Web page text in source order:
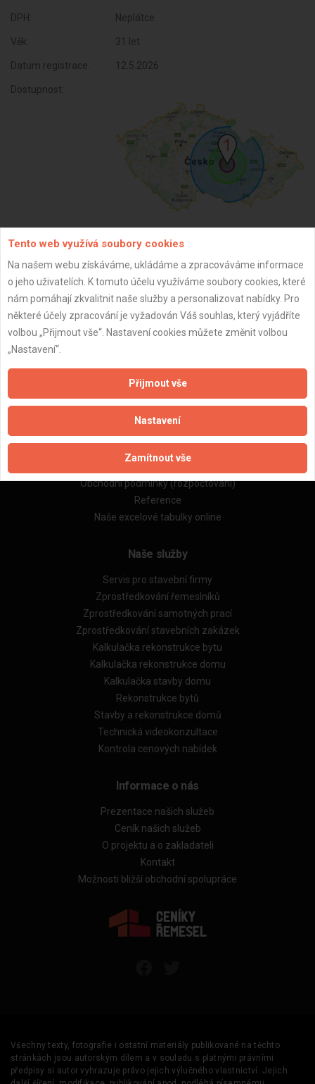
DPH: Neplátce
Věk: 31 let
Datum registrace: 12.5.2026
Dostupnost:
Aktualizováno z portálu ARES dne 12.05.2026 16:13:32
Důležité informace
Naše firmy a řemeslníci
Obchodní podmínky (rozpočtování)
Reference
Naše excelové tabulky online
Naše služby
Servis pro stavební firmy
Zprostředkování řemeslníků
Zprostředkování samotných prací
Zprostředkování stavebních zakázek
Kalkulačka rekonstrukce bytu
Kalkulačka rekonstrukce domu
Kalkulačka stavby domu
Rekonstrukce bytů
Stavby a rekonstrukce domů
Technická videokonzultace
Kontrola cenových nabídek
Informace o nás
Prezentace našich služeb
Ceník našich služeb
O projektu a o zakladateli
Kontakt
Možnosti bližší obchodní spolupráce
Všechny texty, fotografie i ostatní materiály publikované na těchto
stránkách jsou autorským dílem a v souladu s platnými právními
předpisy si autor vyhrazuje právo jejich výlučného vlastnictví. Jejich
Tento web využívá soubory cookies
Na našem webu získáváme, ukládáme a zpracováváme informace
o jeho uživatelích. K tomuto účelu využíváme soubory cookies, které
nám pomáhají zkvalitnit naše služby a personalizovat nabídky. Pro
některé účely zpracování je vyžadován Váš souhlas, který vyjádříte
volbou „Přijmout vše“. Nastavení cookies můžete změnit volbou
„Nastavení“.
Přijmout vše
Nastavení
Zamítnout vše